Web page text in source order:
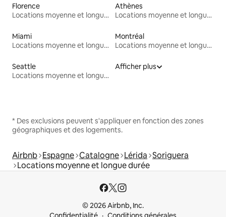
Florence
Locations moyenne et longue durée
Athènes
Locations moyenne et longue durée
Miami
Locations moyenne et longue durée
Montréal
Locations moyenne et longue durée
Seattle
Locations moyenne et longue durée
Afficher plus
* Des exclusions peuvent s'appliquer en fonction des zones
géographiques et des logements.
Airbnb Espagne Catalogne Lérida Soriguera
Locations moyenne et longue durée
© 2026 Airbnb, Inc.